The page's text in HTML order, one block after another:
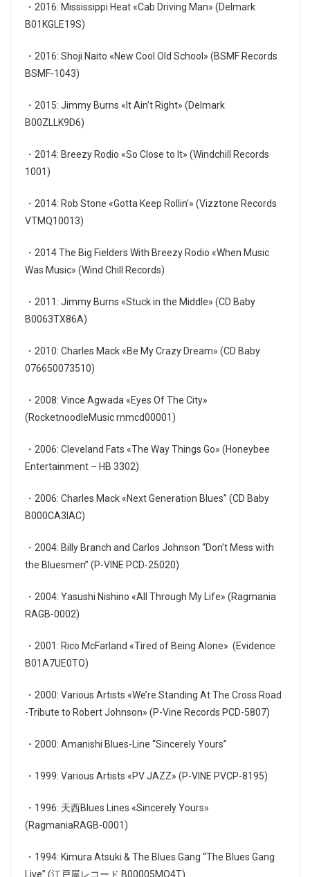
・2016: Mississippi Heat «Cab Driving Man» (Delmark
B01KGLE19S)
・2016: Shoji Naito «New Cool Old School» (BSMF Records
BSMF-1043)
・2015: Jimmy Burns «It Ain’t Right» (Delmark
B00ZLLK9D6)
・2014: Breezy Rodio «So Close to It» (Windchill Records
1001)
・2014: Rob Stone «Gotta Keep Rollin'» (Vizztone Records
VTMQ10013)
・2014 The Big Fielders With Breezy Rodio «When Music
Was Music» (Wind Chill Records)
・2011: Jimmy Burns «Stuck in the Middle» (CD Baby
B0063TX86A)
・2010: Charles Mack «Be My Crazy Dream» (CD Baby
076650073510)
・2008: Vince Agwada «Eyes Of The City»
(RocketnoodleMusic rnmcd00001)
・2006: Cleveland Fats «The Way Things Go» (Honeybee
Entertainment – HB 3302)
・2006: Charles Mack «Next Generation Blues” (CD Baby
B000CA3IAC)
・2004: Billy Branch and Carlos Johnson “Don’t Mess with
the Bluesmen” (P-VINE PCD-25020)
・2004: Yasushi Nishino «All Through My Life» (Ragmania
RAGB-0002)
・2001: Rico McFarland «Tired of Being Alone» ‎ (Evidence
B01A7UE0TO)
・2000: Various Artists «We’re Standing At The Cross Road
-Tribute to Robert Johnson» (P-Vine Records PCD-5807)
・2000: Amanishi Blues-Line “Sincerely Yours”
・1999: Various Artists «PV JAZZ» (P-VINE PVCP-8195)
・1996: 天西Blues Lines «Sincerely Yours»
(RagmaniaRAGB-0001)
・1994: Kimura Atsuki & The Blues Gang “The Blues Gang
Live” (江戸屋レコード B00005MQ4T)